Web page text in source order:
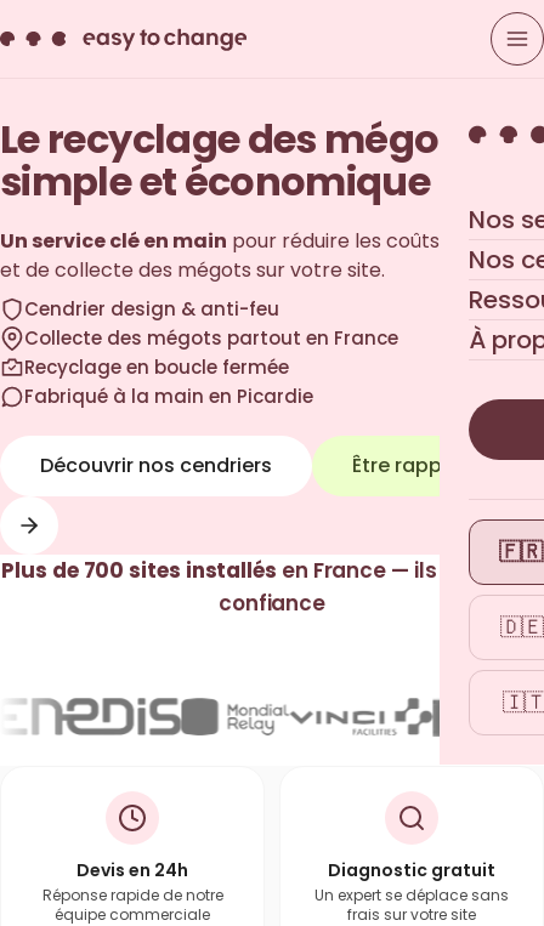
Nos
Nos
À
🇫🇷
🇩🇪
Le recyclage des mégots,
simple et économique
Un service clé en main pour réduire les coûts de gestion
et de collecte des mégots sur votre site.
Cendrier design & anti-feu
Collecte des mégots partout en France
Recyclage en boucle fermée
Fabriqué à la main en Picardie
Découvrir nos cendriers Être rappelé
Plus de 700 sites installés en France — ils nous font
confiance
Devis en 24h
Réponse rapide de notre
équipe commerciale
Diagnostic gratuit
Un expert se déplace sans
frais sur votre site